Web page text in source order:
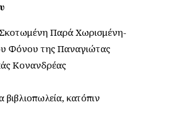
Παρά Χωρισμένη-
Φόνου της Παναγιώτας
Κονανδρέας
βιβλιοπωλεία, κατόπιν